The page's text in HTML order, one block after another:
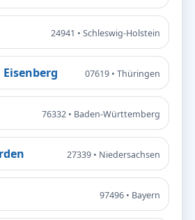
24941 • Schleswig-Holstein
07619 • Thüringen
76332 • Baden-Württemberg
27339 • Niedersachsen
97496 • Bayern